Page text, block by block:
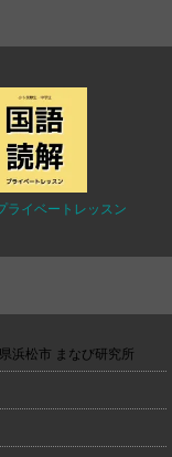
ライベートレッスン
浜松市 まなび研究所